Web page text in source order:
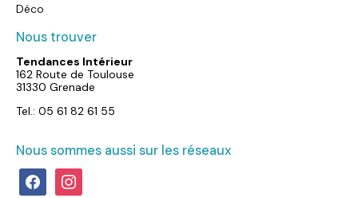
Déco
Nous trouver
Tendances Intérieur
162 Route de Toulouse
31330 Grenade
Tel.: 05 61 82 61 55
Nous sommes aussi sur les réseaux
facebookinstagram